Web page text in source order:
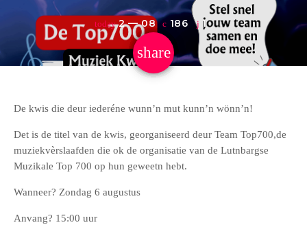
today 2 — 08 186 1
share
email
De kwis die deur iederéne wunn’n mut kunn’n wönn’n!
Det is de titel van de kwis, georganiseerd deur Team Top700,de
muziekvèrslaafden die ok de organisatie van de Lutnbargse
Muzikale Top 700 op hun geweetn hebt.
Wanneer? Zondag 6 augustus
Anvang? 15:00 uur